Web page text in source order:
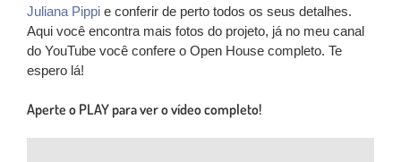
Juliana Pippi e conferir de perto todos os seus detalhes.
Aqui você encontra mais fotos do projeto, já no meu canal
do YouTube você confere o Open House completo. Te
espero lá!
Aperte o PLAY para ver o vídeo completo!